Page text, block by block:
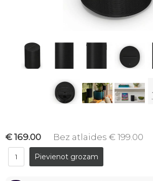
€ 169.00 Bez atlaides € 199.00